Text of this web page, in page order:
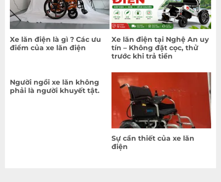
Xe lăn điện là gì ? Các ưu
điểm của xe lăn điện
Xe lăn điện tại Nghệ An uy
tín – Không đặt cọc, thử
trước khi trả tiền
Người ngồi xe lăn không
phải là người khuyết tật.
Sự cần thiết của xe lăn
điện